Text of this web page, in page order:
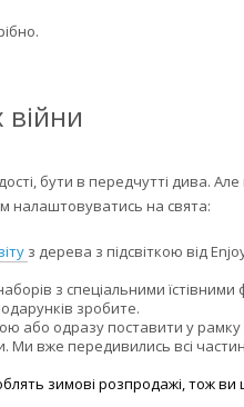
бути в передчутті дива.
налаштовуватись на свята:
з дерева з підсвіткою від
з спеціальними
зробите.
або одразу поставити у рамку
Ми вже передивились всі
зимові розпродажі, тож